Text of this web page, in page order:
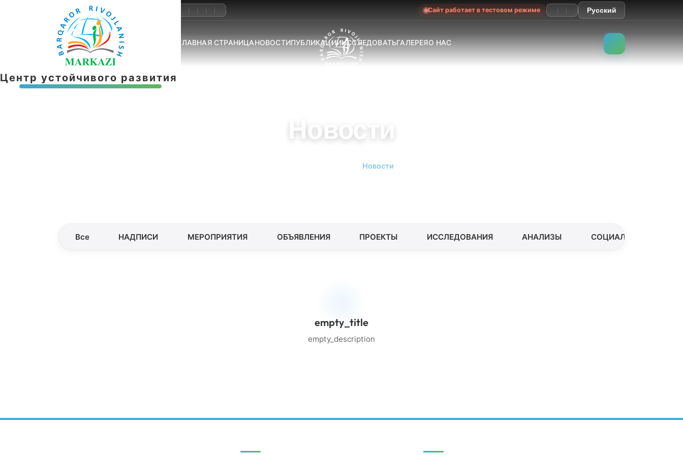
Центр устойчивого развития
+998-55-503-32-22 Сайт работает в тестовом режиме Русский
ГЛАВНАЯ СТРАНИЦАНОВОСТИПУБЛИКАЦИИИССЛЕДОВАТЬГАЛЕРЕЯО НАС
Новости
Новости
Все НАДПИСИ МЕРОПРИЯТИЯ ОБЪЯВЛЕНИЯ ПРОЕКТЫ ИССЛЕДОВАНИЯ АНАЛИЗЫ СОЦИАЛЬНЫЕ
empty_title
empty_description